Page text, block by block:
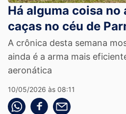
Há alguma coisa no
caças no céu de
A crônica desta semana
ainda é a arma mais
aeronática
10/05/2026 às 08:11
Compartilhe pelo whatsapp
Compartilhar no facebook
Compartilhe pelo email